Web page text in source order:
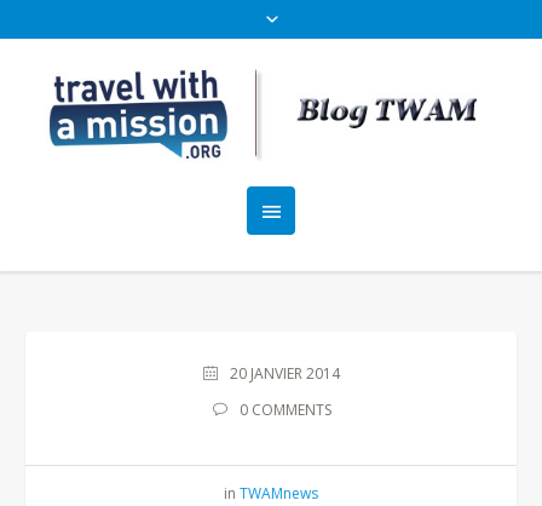
20 JANVIER 2014
0 COMMENTS
in TWAMnews